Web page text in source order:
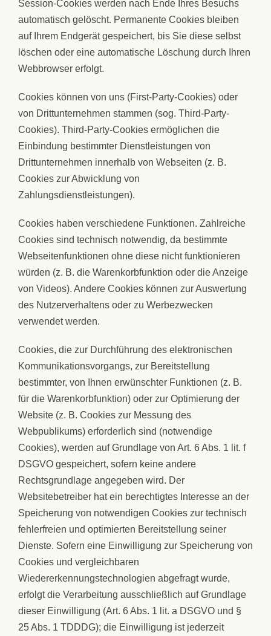
Session-Cookies werden nach Ende Ihres Besuchs
automatisch gelöscht. Permanente Cookies bleiben
auf Ihrem Endgerät gespeichert, bis Sie diese selbst
löschen oder eine automatische Löschung durch Ihren
Webbrowser erfolgt.
Cookies können von uns (First-Party-Cookies) oder
von Drittunternehmen stammen (sog. Third-Party-
Cookies). Third-Party-Cookies ermöglichen die
Einbindung bestimmter Dienstleistungen von
Drittunternehmen innerhalb von Webseiten (z. B.
Cookies zur Abwicklung von
Zahlungsdienstleistungen).
Cookies haben verschiedene Funktionen. Zahlreiche
Cookies sind technisch notwendig, da bestimmte
Webseitenfunktionen ohne diese nicht funktionieren
würden (z. B. die Warenkorbfunktion oder die Anzeige
von Videos). Andere Cookies können zur Auswertung
des Nutzerverhaltens oder zu Werbezwecken
verwendet werden.
Cookies, die zur Durchführung des elektronischen
Kommunikationsvorgangs, zur Bereitstellung
bestimmter, von Ihnen erwünschter Funktionen (z. B.
für die Warenkorbfunktion) oder zur Optimierung der
Website (z. B. Cookies zur Messung des
Webpublikums) erforderlich sind (notwendige
Cookies), werden auf Grundlage von Art. 6 Abs. 1 lit. f
DSGVO gespeichert, sofern keine andere
Rechtsgrundlage angegeben wird. Der
Websitebetreiber hat ein berechtigtes Interesse an der
Speicherung von notwendigen Cookies zur technisch
fehlerfreien und optimierten Bereitstellung seiner
Dienste. Sofern eine Einwilligung zur Speicherung von
Cookies und vergleichbaren
Wiedererkennungstechnologien abgefragt wurde,
erfolgt die Verarbeitung ausschließlich auf Grundlage
dieser Einwilligung (Art. 6 Abs. 1 lit. a DSGVO und §
25 Abs. 1 TDDDG); die Einwilligung ist jederzeit